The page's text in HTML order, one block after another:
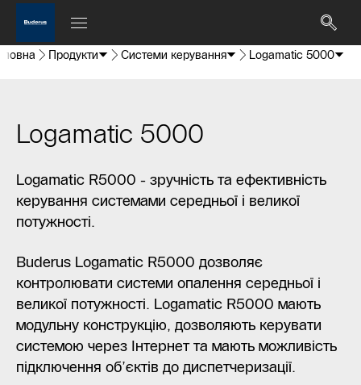
Продукти Системи керування Logamatic 5000
Logamatic 5000
Logamatic R5000 - зручність та ефективність
керування системами середньої і великої
потужності.
Buderus Logamatic R5000 дозволяє
контролювати системи опалення середньої і
великої потужності. Logamatic R5000 мають
модульну конструкцію, дозволяють керувати
системою через Інтернет та мають можливість
підключення об’єктів до диспетчеризації.